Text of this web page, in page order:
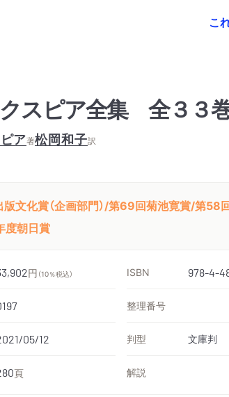
こ
スピア全集 全３３
ア著松岡和子訳
文化賞（企画部門）/第69回菊池寛賞/第58
度朝日賞
円 （10％税込） ISBN 978-4-
整理番号
05/12 判型 文庫判
頁 解説